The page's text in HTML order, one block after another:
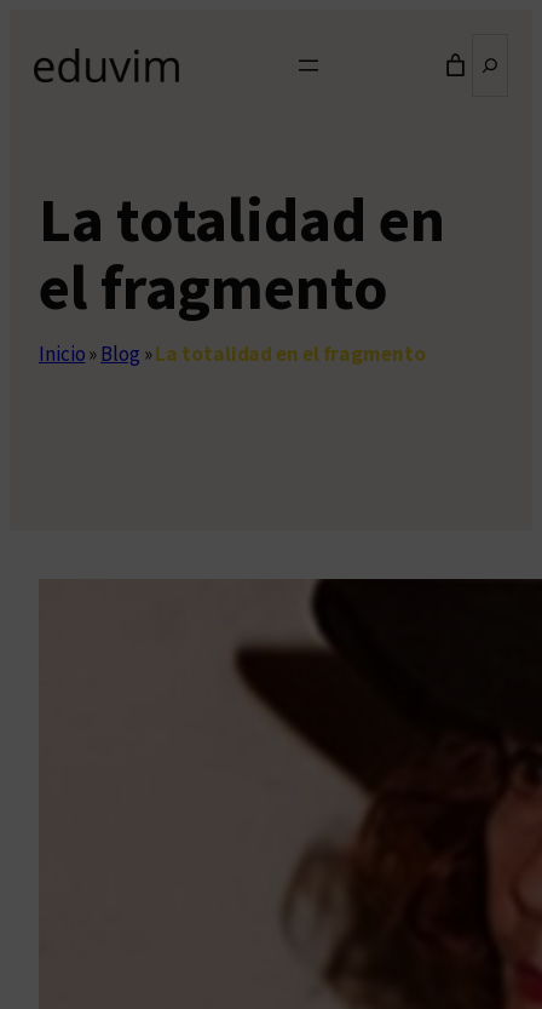
contenido
La totalidad en
el fragmento
Inicio» Blog »La totalidad en el fragmento